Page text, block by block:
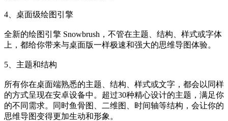
4、桌面级绘图引擎
全新的绘图引擎 Snowbrush，不管在主题、结构、样式或字体
上，都给你带来与桌面版一样极速和强大的思维导图体验。
5、主题和结构
所有你在桌面端熟悉的主题、结构、样式或文字，都会以同样
的方式呈现在安卓设备中。超过30种精心设计的主题，满足你
的不同需求。同时鱼骨图、二维图、时间轴等结构，会让你的
思维导图变得更加生动和形象。